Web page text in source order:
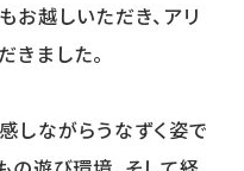
お越しいただき、アリ
ました。
しながらうなずく姿で